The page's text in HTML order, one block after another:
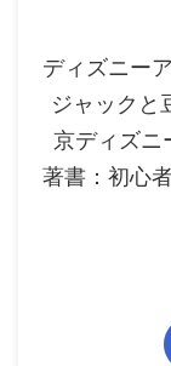
ディズニー
ジャックと
京ディズニ
著書：初心